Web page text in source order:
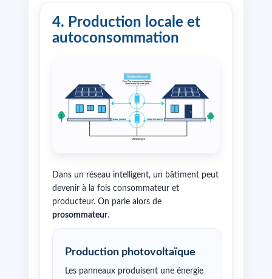
4. Production locale et
autoconsommation
Dans un réseau intelligent, un bâtiment peut
devenir à la fois consommateur et
producteur. On parle alors de
prosommateur.
Production photovoltaïque
Les panneaux produisent une énergie